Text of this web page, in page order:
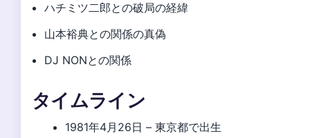
ハチミツ二郎との破局の経緯
山本裕典との関係の真偽
DJ NONとの関係
タイムライン
1981年4月26日 – 東京都で出生